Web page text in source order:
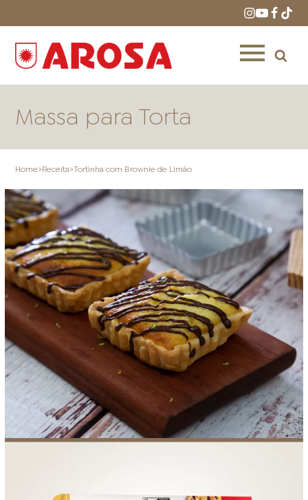
ONDE COMPRAR LOJAS AROSA
DISTRIBUIDORES E
REPRESENTANTES
FOOD SERVICE AGENDA DE CURSOS
Massa para Torta
Home>Receita>Tortinha com Brownie de Limão